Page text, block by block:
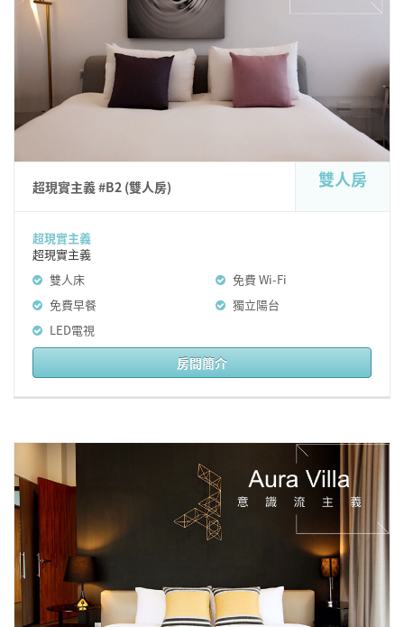
超現實主義 #B2 (雙人房) 雙人房
超現實主義
超現實主義
雙人床
免費 Wi-Fi
免費早餐
獨立陽台
LED電視
房間簡介